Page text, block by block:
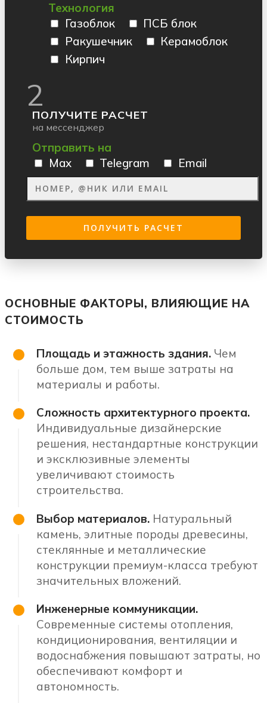
Технология
Газоблок
ПСБ блок
Ракушечник
Керамоблок
Кирпич
2
ПОЛУЧИТЕ РАСЧЕТ
на мессенджер
Отправить на
Max
Telegram Email
ОСНОВНЫЕ ФАКТОРЫ, ВЛИЯЮЩИЕ НА
СТОИМОСТЬ
Площадь и этажность здания.Чем
больше дом, тем выше затраты на
материалы и работы.
Сложность архитектурного проекта.
Индивидуальные дизайнерские
решения, нестандартные конструкции
и эксклюзивные элементы
увеличивают стоимость
строительства.
Выбор материалов.Натуральный
камень, элитные породы древесины,
стеклянные и металлические
конструкции премиум-класса требуют
значительных вложений.
Инженерные коммуникации.
Современные системы отопления,
кондиционирования, вентиляции и
водоснабжения повышают затраты, но
обеспечивают комфорт и
автономность.